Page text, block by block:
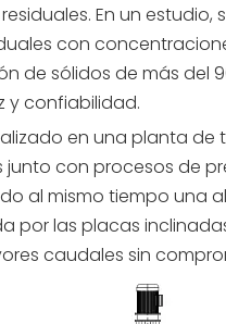
En un
con
de sólidos de más del
y confiabilidad.
en una planta
con procesos de
al mismo tiempo
por las placas
caudales sin